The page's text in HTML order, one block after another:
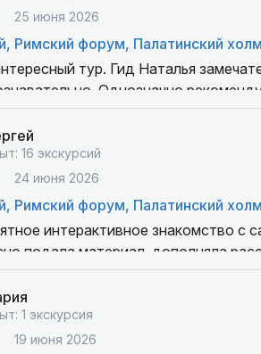
25 июня 2026
Римский форум, Палатинский
тур. Гид Наталья
Однозначно
16 экскурсий
24 июня 2026
Римский форум, Палатинский
интерактивное знакомство
подала материал, дополняла
Были в малой группе, без
1 экскурсия
19 июня 2026